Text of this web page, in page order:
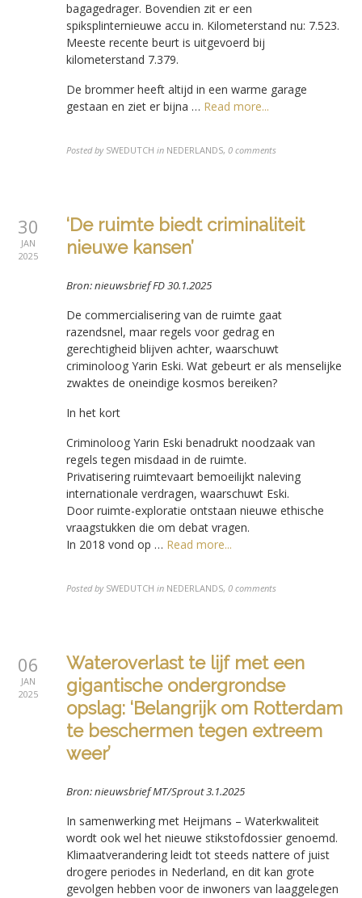
bagagedrager. Bovendien zit er een
spiksplinternieuwe accu in. Kilometerstand nu: 7.523.
Meeste recente beurt is uitgevoerd bij
kilometerstand 7.379.
De brommer heeft altijd in een warme garage
gestaan en ziet er bijna … Read more...
Posted by SWEDUTCH in NEDERLANDS,0 comments
30
JAN
2025
‘De ruimte biedt criminaliteit
nieuwe kansen’
Bron: nieuwsbrief FD 30.1.2025
De commercialisering van de ruimte gaat
razendsnel, maar regels voor gedrag en
gerechtigheid blijven achter, waarschuwt
criminoloog Yarin Eski. Wat gebeurt er als menselijke
zwaktes de oneindige kosmos bereiken?
In het kort
Criminoloog Yarin Eski benadrukt noodzaak van
regels tegen misdaad in de ruimte.
Privatisering ruimtevaart bemoeilijkt naleving
internationale verdragen, waarschuwt Eski.
Door ruimte-exploratie ontstaan nieuwe ethische
vraagstukken die om debat vragen.
In 2018 vond op … Read more...
Posted by SWEDUTCH in NEDERLANDS,0 comments
06
JAN
2025
Wateroverlast te lijf met een
gigantische ondergrondse
opslag: ‘Belangrijk om Rotterdam
te beschermen tegen extreem
weer’
Bron: nieuwsbrief MT/Sprout 3.1.2025
In samenwerking met Heijmans – Waterkwaliteit
wordt ook wel het nieuwe stikstofdossier genoemd.
Klimaatverandering leidt tot steeds nattere of juist
drogere periodes in Nederland, en dit kan grote
gevolgen hebben voor de inwoners van laaggelegen